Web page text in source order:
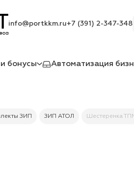
info@portkkm.ru+7 (391) 2-347-348
бонусы Автоматизация
ЗИП ЗИП АТОЛ Шестеренка